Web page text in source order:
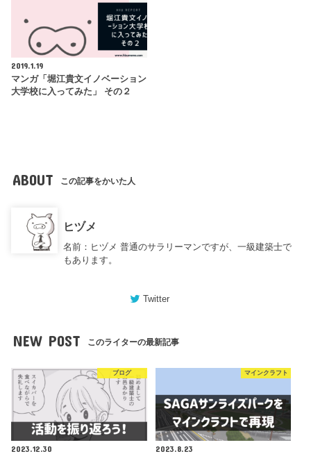
2019.1.19
マンガ「堀江貴文イノベーション
大学校に入ってみた」 その２
ABOUT この記事をかいた人
ヒヅメ
名前：ヒヅメ 普通のサラリーマンですが、一級建築士で
もあります。
Twitter
NEW POST このライターの最新記事
ブログ
2023.12.30
マインクラフト
2023.8.23